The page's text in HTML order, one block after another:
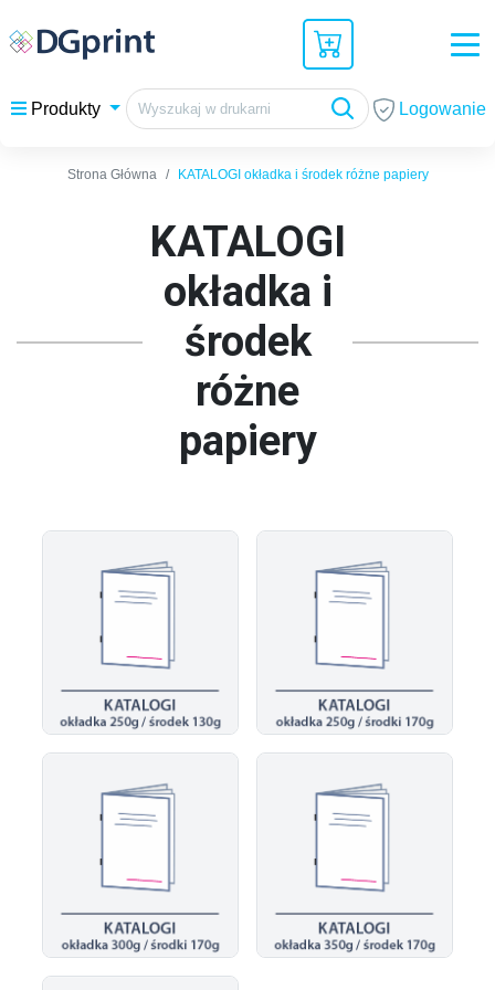
Produkty Logowanie
Strona Główna KATALOGI okładka i środek różne papiery
KATALOGI
okładka i
środek
różne
papiery